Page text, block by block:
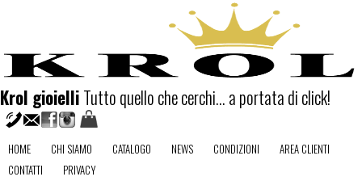
Krol gioielliTutto quello che cerchi... a portata di click!
HOME CHI SIAMO CATALOGO NEWS CONDIZIONI
AREA CLIENTI
CONTATTI
PRIVACY